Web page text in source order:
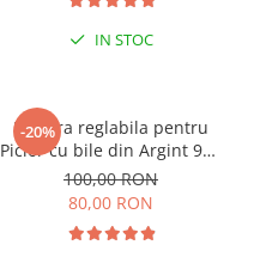
IN STOC
-20%
Bratara reglabila pentru
Picior cu bile din Argint 925
si margele Miyuki verzi
100,00 RON
80,00 RON